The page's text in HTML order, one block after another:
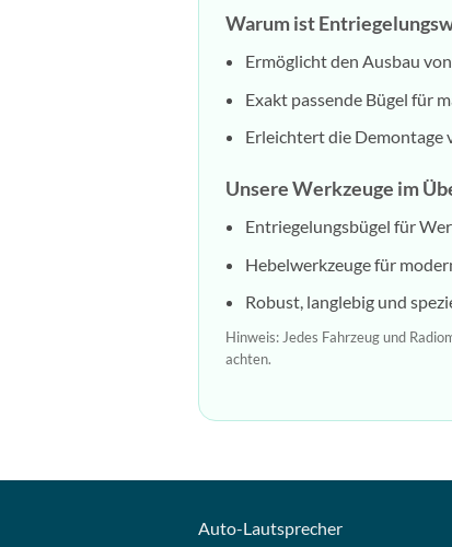
Warum ist
Ermöglicht den Ausbau
Exakt passende Bügel für
Erleichtert die Demontage
Unsere Werkzeuge im
Entriegelungsbügel für
Hebelwerkzeuge für
Robust, langlebig und
Hinweis: Jedes Fahrzeug und
achten.
Auto-Lautsprecher